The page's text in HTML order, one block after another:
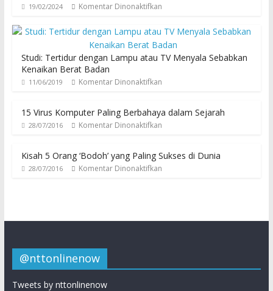
19/02/2024 Komentar Dinonaktifkan
Studi: Tertidur dengan Lampu atau TV Menyala Sebabkan
Kenaikan Berat Badan
11/06/2019 Komentar Dinonaktifkan
15 Virus Komputer Paling Berbahaya dalam Sejarah
28/07/2016 Komentar Dinonaktifkan
Kisah 5 Orang ‘Bodoh’ yang Paling Sukses di Dunia
28/07/2016 Komentar Dinonaktifkan
@nttonlinenow
Tweets by nttonlinenow